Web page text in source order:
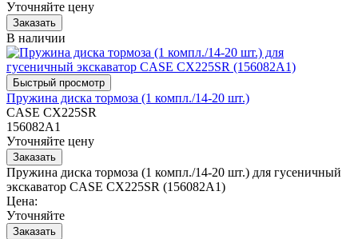
Уточняйте цену
В наличии
Пружина диска тормоза (1 компл./14-20 шт.)
CASE CX225SR
156082A1
Уточняйте цену
Пружина диска тормоза (1 компл./14-20 шт.) для гусеничный
экскаватор CASE CX225SR (156082A1)
Цена:
Уточняйте